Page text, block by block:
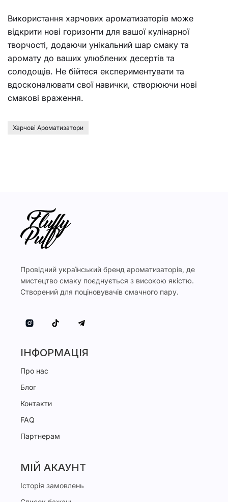
Використання харчових ароматизаторів може
відкрити нові горизонти для вашої кулінарної
творчості, додаючи унікальний шар смаку та
аромату до ваших улюблених десертів та
солодощів. Не бійтеся експериментувати та
вдосконалювати свої навички, створюючи нові
смакові враження.
Харчові Ароматизатори
Провідний український бренд ароматизаторів, де
мистецтво смаку поєднується з високою якістю.
Створений для поціновувачів смачного пару.
ІНФОРМАЦІЯ
Про нас
Блог
Контакти
FAQ
Партнерам
МІЙ АКАУНТ
Історія замовлень